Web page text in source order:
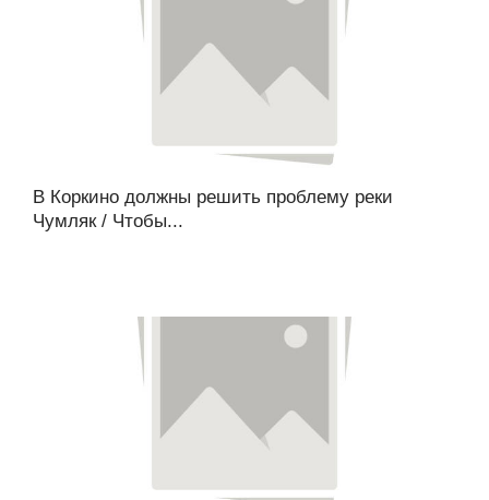
В Коркино должны решить проблему реки
Чумляк / Чтобы...